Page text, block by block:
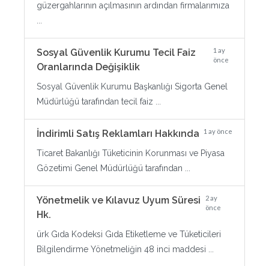
güzergahlarının açılmasının ardından firmalarımıza
Sosyal Güvenlik Kurumu Tecil Faiz
Oranlarında Değişiklik
1 ay
önce
Sosyal Güvenlik Kurumu Başkanlığı Sigorta Genel
Müdürlüğü tarafından tecil faiz ...
İndirimli Satış Reklamları Hakkında 1 ay önce
Ticaret Bakanlığı Tüketicinin Korunması ve Piyasa
Gözetimi Genel Müdürlüğü tarafından ...
Yönetmelik ve Kılavuz Uyum Süresi
Hk.
2 ay
önce
ürk Gıda Kodeksi Gıda Etiketleme ve Tüketicileri
Bilgilendirme Yönetmeliğin 48 inci maddesi ...